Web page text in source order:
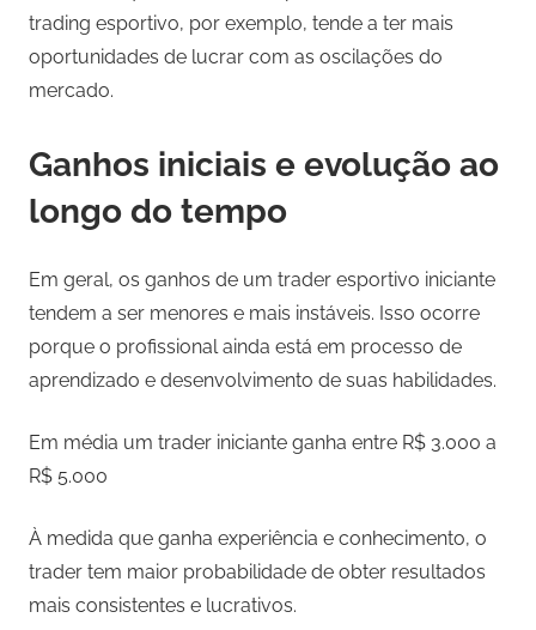
trading esportivo, por exemplo, tende a ter mais
oportunidades de lucrar com as oscilações do
mercado.
Ganhos iniciais e evolução ao
longo do tempo
Em geral, os ganhos de um trader esportivo iniciante
tendem a ser menores e mais instáveis. Isso ocorre
porque o profissional ainda está em processo de
aprendizado e desenvolvimento de suas habilidades.
Em média um trader iniciante ganha entre R$ 3.000 a
R$ 5.000
À medida que ganha experiência e conhecimento, o
trader tem maior probabilidade de obter resultados
mais consistentes e lucrativos.